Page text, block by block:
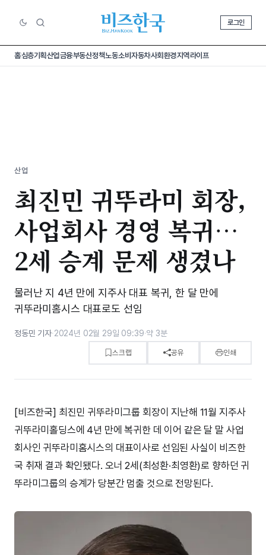
로그인
홈심층기획산업금융부동산정책노동소비 자동차사회환경지역라이프
산업
최진민 귀뚜라미 회장,
사업회사 경영 복귀…
2세 승계 문제 생겼나
물러난 지 4년 만에 지주사 대표 복귀, 한 달 만에
귀뚜라미홈시스 대표로도 선임
정동민 기자·2024년 02월 29일 09:39·약 3분
스크랩 공유 인쇄
[비즈한국] 최진민 귀뚜라미그룹 회장이 지난해 11월 지주사
귀뚜라미홀딩스에 4년 만에 복귀한 데 이어 같은 달 말 사업
회사인 귀뚜라미홈시스의 대표이사로 선임된 사실이 비즈한
국 취재 결과 확인됐다. 오너 2세(최성환·최영환)로 향하던 귀
뚜라미그룹의 승계가 당분간 멈출 것으로 전망된다.